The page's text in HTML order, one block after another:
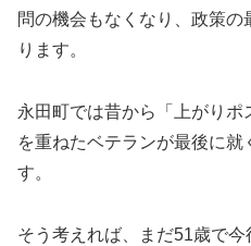
問の機会もなくなり、政策
ります。
永田町では昔から「上がり
を重ねたベテランが最後に
す。
そう考えれば、まだ51歳で